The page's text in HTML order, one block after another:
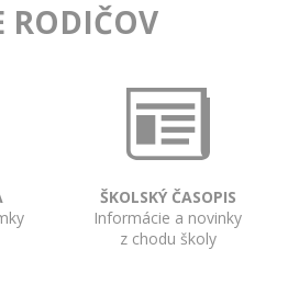
RODIČOV
ŠKOLSKÝ ČASOPIS
Informácie a novinky
z chodu školy